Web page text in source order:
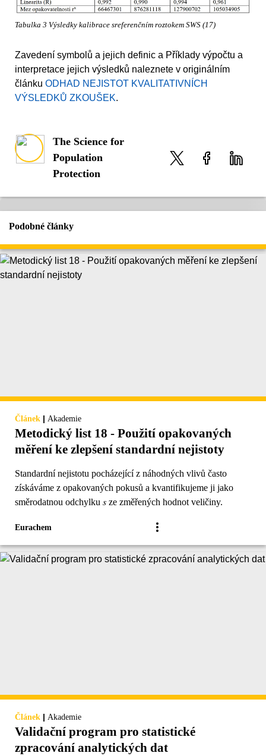
Tabulka 3 Výsledky kalibrace sreferenčním roztokem SWS (17)
Zavedení symbolů a jejich definic a Příklady výpočtu a
interpretace jejich výsledků naleznete v originálním
článku ODHAD NEJISTOT KVALITATIVNÍCH
VÝSLEDKŮ ZKOUŠEK.
The Science for
Population
Protection
Podobné články
Článek | Akademie
Metodický list 18 - Použití opakovaných
měření ke zlepšení standardní nejistoty
Standardní nejistotu pocházející z náhodných vlivů často
získáváme z opakovaných pokusů a kvantifikujeme ji jako
směrodatnou odchylku 𝑠 ze změřených hodnot veličiny.
Eurachem
Článek | Akademie
Validační program pro statistické
zpracování analytických dat